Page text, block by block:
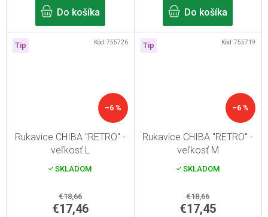
Do košíka Do košíka
Tip
–6 %
Rukavice CHIBA "RETRO" -
veľkosť L
SKLADOM
€18,66
€17,46
Kód:755726 Tip
–6 %
Rukavice CHIBA "RETRO" -
veľkosť M
SKLADOM
€18,66
€17,45
Kód:755719